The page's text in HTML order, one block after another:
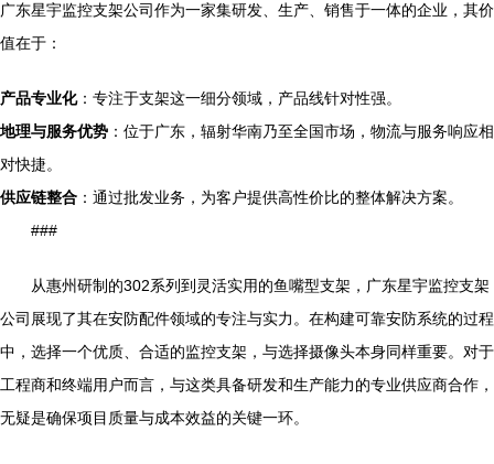
广东星宇监控支架公司作为一家集研发、生产、销售于一体的企业，其价
值在于：
产品专业化：专注于支架这一细分领域，产品线针对性强。
地理与服务优势 ：位于广东，辐射华南乃至全国市场，物流与服务响应相
对快捷。
供应链整合 ：通过批发业务，为客户提供高性价比的整体解决方案。
###
从惠州研制的302系列到灵活实用的鱼嘴型支架，广东星宇监控支架
公司展现了其在安防配件领域的专注与实力。在构建可靠安防系统的过程
中，选择一个优质、合适的监控支架，与选择摄像头本身同样重要。对于
工程商和终端用户而言，与这类具备研发和生产能力的专业供应商合作，
无疑是确保项目质量与成本效益的关键一环。